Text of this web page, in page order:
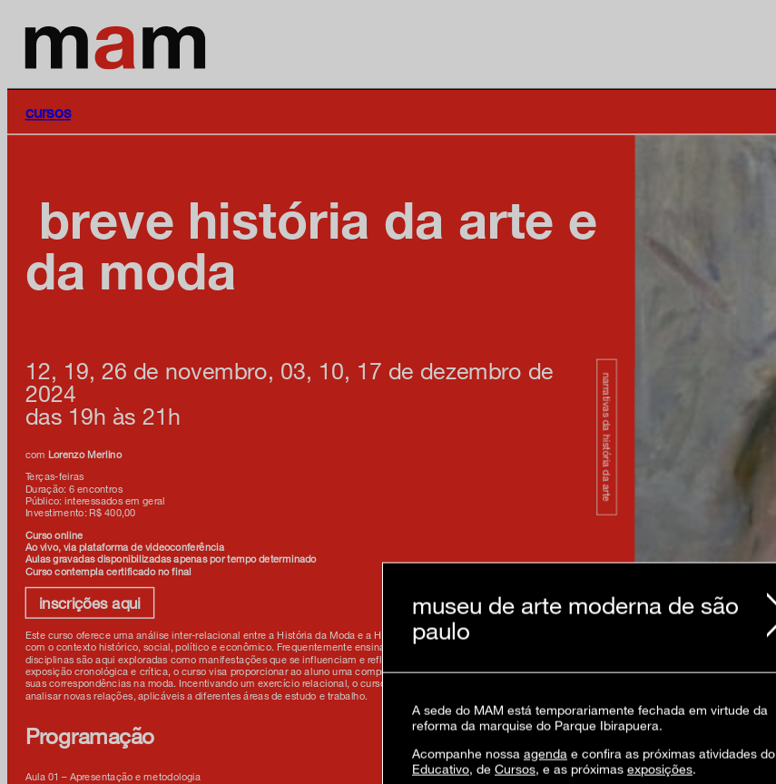
cursos
breve história da arte e
da moda
12, 19, 26 de novembro, 03, 10, 17 de dezembro de
2024
das 19h às 21h
com Lorenzo Merlino
Terças-feiras
Duração: 6 encontros
Público: interessados em geral
Investimento: R$ 400,00
Curso online
Ao vivo, via plataforma de videoconferência
Aulas gravadas disponibilizadas apenas por tempo determinado
Curso contempla certificado no final
inscrições aqui
Este curso oferece uma análise inter-relacional entre a História da Moda e a História da Arte, destacando suas conexões
com o contexto histórico, social, político e econômico. Frequentemente ensinadas de maneira dissociada, ambas as
disciplinas são aqui exploradas como manifestações que se influenciam e refletem o espírito de sua época. Por meio de uma
exposição cronológica e crítica, o curso visa proporcionar ao aluno uma compreensão ampliada dos movimentos artísticos e
suas correspondências na moda. Incentivando um exercício relacional, o curso capacita os participantes a identificar e
analisar novas relações, aplicáveis a diferentes áreas de estudo e trabalho.
Programação
Aula 01 – Apresentação e metodologia
narrativas da história da arte
museu de arte moderna de são
paulo
A sede do MAM está temporariamente fechada em virtude da
reforma da marquise do Parque Ibirapuera.
Acompanhe nossa agenda e confira as próximas atividades do
Educativo, de Cursos, e as próximas exposições.